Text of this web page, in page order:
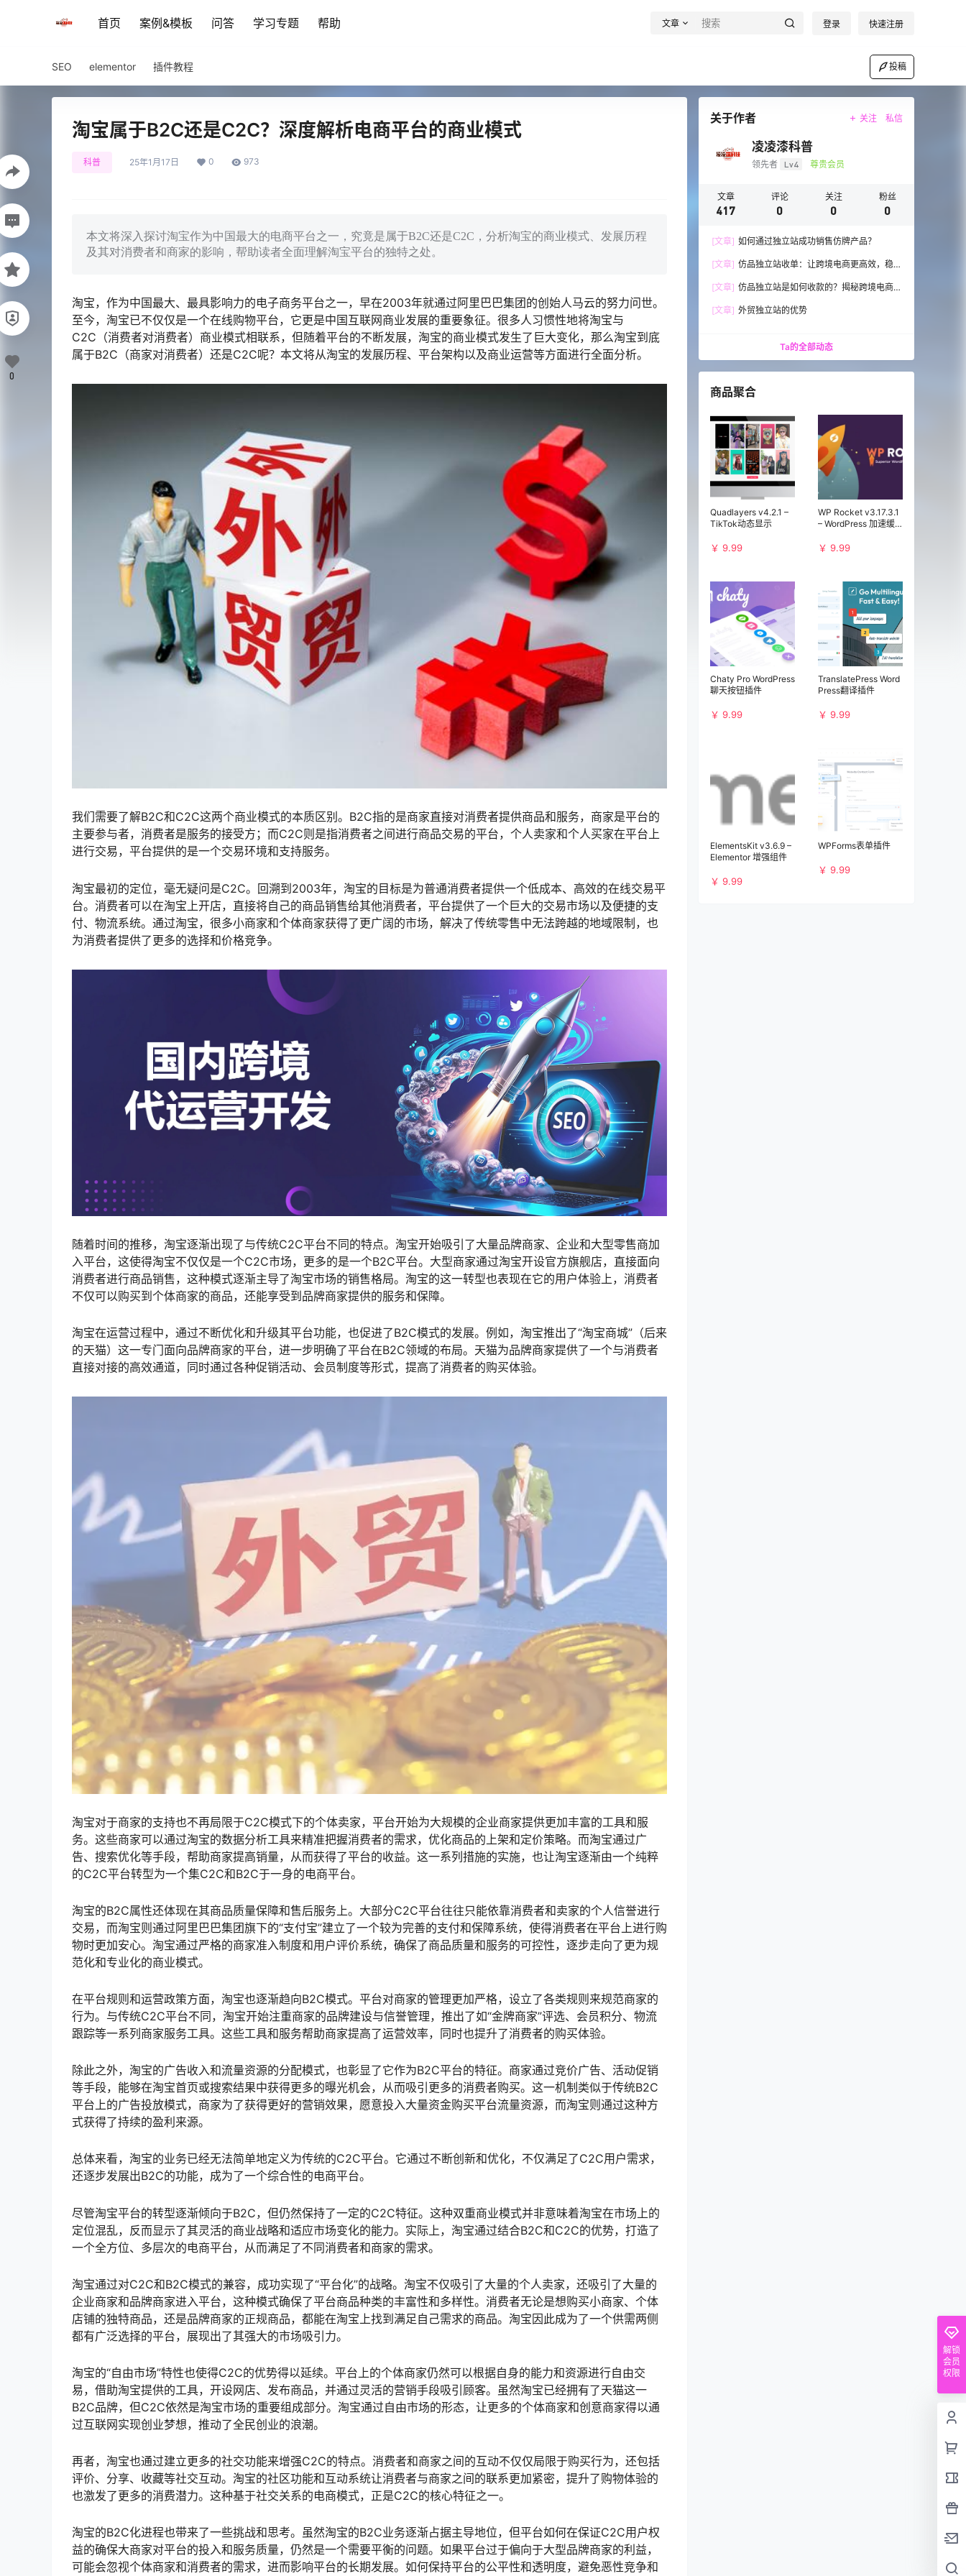
首页 案例&模板 问答 学习专题 帮助 文章 登录 快速注册
SEO elementor 插件教程 投稿
淘宝属于B2C还是C2C？深度解析电商平台的商业模式
科普 25年1月17日 0 973
本文将深入探讨淘宝作为中国最大的电商平台之一，究竟是属于B2C还是C2C，分析淘宝的商业模式、发展历程
及其对消费者和商家的影响，帮助读者全面理解淘宝平台的独特之处。
淘宝，作为中国最大、最具影响力的电子商务平台之一，早在2003年就通过阿里巴巴集团的创始人马云的努力问世。
至今，淘宝已不仅仅是一个在线购物平台，它更是中国互联网商业发展的重要象征。很多人习惯性地将淘宝与
C2C（消费者对消费者）商业模式相联系，但随着平台的不断发展，淘宝的商业模式发生了巨大变化，那么淘宝到底
属于B2C（商家对消费者）还是C2C呢？本文将从淘宝的发展历程、平台架构以及商业运营等方面进行全面分析。
我们需要了解B2C和C2C这两个商业模式的本质区别。B2C指的是商家直接对消费者提供商品和服务，商家是平台的
主要参与者，消费者是服务的接受方；而C2C则是指消费者之间进行商品交易的平台，个人卖家和个人买家在平台上
进行交易，平台提供的是一个交易环境和支持服务。
淘宝最初的定位，毫无疑问是C2C。回溯到2003年，淘宝的目标是为普通消费者提供一个低成本、高效的在线交易平
台。消费者可以在淘宝上开店，直接将自己的商品销售给其他消费者，平台提供了一个巨大的交易市场以及便捷的支
付、物流系统。通过淘宝，很多小商家和个体商家获得了更广阔的市场，解决了传统零售中无法跨越的地域限制，也
为消费者提供了更多的选择和价格竞争。
随着时间的推移，淘宝逐渐出现了与传统C2C平台不同的特点。淘宝开始吸引了大量品牌商家、企业和大型零售商加
入平台，这使得淘宝不仅仅是一个C2C市场，更多的是一个B2C平台。大型商家通过淘宝开设官方旗舰店，直接面向
消费者进行商品销售，这种模式逐渐主导了淘宝市场的销售格局。淘宝的这一转型也表现在它的用户体验上，消费者
不仅可以购买到个体商家的商品，还能享受到品牌商家提供的服务和保障。
淘宝在运营过程中，通过不断优化和升级其平台功能，也促进了B2C模式的发展。例如，淘宝推出了“淘宝商城”（后来
的天猫）这一专门面向品牌商家的平台，进一步明确了平台在B2C领域的布局。天猫为品牌商家提供了一个与消费者
直接对接的高效通道，同时通过各种促销活动、会员制度等形式，提高了消费者的购买体验。
淘宝对于商家的支持也不再局限于C2C模式下的个体卖家，平台开始为大规模的企业商家提供更加丰富的工具和服
务。这些商家可以通过淘宝的数据分析工具来精准把握消费者的需求，优化商品的上架和定价策略。而淘宝通过广
告、搜索优化等手段，帮助商家提高销量，从而获得了平台的收益。这一系列措施的实施，也让淘宝逐渐由一个纯粹
的C2C平台转型为一个集C2C和B2C于一身的电商平台。
淘宝的B2C属性还体现在其商品质量保障和售后服务上。大部分C2C平台往往只能依靠消费者和卖家的个人信誉进行
交易，而淘宝则通过阿里巴巴集团旗下的“支付宝”建立了一个较为完善的支付和保障系统，使得消费者在平台上进行购
物时更加安心。淘宝通过严格的商家准入制度和用户评价系统，确保了商品质量和服务的可控性，逐步走向了更为规
范化和专业化的商业模式。
在平台规则和运营政策方面，淘宝也逐渐趋向B2C模式。平台对商家的管理更加严格，设立了各类规则来规范商家的
行为。与传统C2C平台不同，淘宝开始注重商家的品牌建设与信誉管理，推出了如“金牌商家”评选、会员积分、物流
跟踪等一系列商家服务工具。这些工具和服务帮助商家提高了运营效率，同时也提升了消费者的购买体验。
除此之外，淘宝的广告收入和流量资源的分配模式，也彰显了它作为B2C平台的特征。商家通过竞价广告、活动促销
等手段，能够在淘宝首页或搜索结果中获得更多的曝光机会，从而吸引更多的消费者购买。这一机制类似于传统B2C
平台上的广告投放模式，商家为了获得更好的营销效果，愿意投入大量资金购买平台流量资源，而淘宝则通过这种方
式获得了持续的盈利来源。
总体来看，淘宝的业务已经无法简单地定义为传统的C2C平台。它通过不断创新和优化，不仅满足了C2C用户需求，
还逐步发展出B2C的功能，成为了一个综合性的电商平台。
尽管淘宝平台的转型逐渐倾向于B2C，但仍然保持了一定的C2C特征。这种双重商业模式并非意味着淘宝在市场上的
定位混乱，反而显示了其灵活的商业战略和适应市场变化的能力。实际上，淘宝通过结合B2C和C2C的优势，打造了
一个全方位、多层次的电商平台，从而满足了不同消费者和商家的需求。
淘宝通过对C2C和B2C模式的兼容，成功实现了“平台化”的战略。淘宝不仅吸引了大量的个人卖家，还吸引了大量的
企业商家和品牌商家进入平台，这种模式确保了平台商品种类的丰富性和多样性。消费者无论是想购买小商家、个体
店铺的独特商品，还是品牌商家的正规商品，都能在淘宝上找到满足自己需求的商品。淘宝因此成为了一个供需两侧
都有广泛选择的平台，展现出了其强大的市场吸引力。
淘宝的“自由市场”特性也使得C2C的优势得以延续。平台上的个体商家仍然可以根据自身的能力和资源进行自由交
易，借助淘宝提供的工具，开设网店、发布商品，并通过灵活的营销手段吸引顾客。虽然淘宝已经拥有了天猫这一
B2C品牌，但C2C依然是淘宝市场的重要组成部分。淘宝通过自由市场的形态，让更多的个体商家和创意商家得以通
过互联网实现创业梦想，推动了全民创业的浪潮。
再者，淘宝也通过建立更多的社交功能来增强C2C的特点。消费者和商家之间的互动不仅仅局限于购买行为，还包括
评价、分享、收藏等社交互动。淘宝的社区功能和互动系统让消费者与商家之间的联系更加紧密，提升了购物体验的
也激发了更多的消费潜力。这种基于社交关系的电商模式，正是C2C的核心特征之一。
淘宝的B2C化进程也带来了一些挑战和思考。虽然淘宝的B2C业务逐渐占据主导地位，但平台如何在保证C2C用户权
益的确保大商家对平台的投入和服务质量，仍然是一个需要平衡的问题。如果平台过于偏向于大型品牌商家的利益，
可能会忽视个体商家和消费者的需求，进而影响平台的长期发展。如何保持平台的公平性和透明度，避免恶性竞争和
0
关于作者 关注 私信
凌凌漆科普
领先者 Lv4 尊贵会员
文章
417
评论
0
关注
0
粉丝
0
[文章] 如何通过独立站成功销售仿牌产品？
[文章] 仿品独立站收单：让跨境电商更高效，稳
[文章] 仿品独立站是如何收款的？揭秘跨境电商
[文章] 外贸独立站的优势
Ta的全部动态
商品聚合
Quadlayers v4.2.1 –
TikTok动态显示
￥ 9.99
WP Rocket v3.17.3.1
– WordPress 加速缓
￥ 9.99
Chaty Pro WordPress
聊天按钮插件
￥ 9.99
TranslatePress Word
Press翻译插件
￥ 9.99
ElementsKit v3.6.9 –
Elementor 增强组件
￥ 9.99
WPForms表单插件
￥ 9.99
解锁
会员
权限